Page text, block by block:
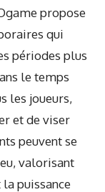
propose
qui
périodes plus
le temps
les joueurs,
et de viser
peuvent se
valorisant
puissance